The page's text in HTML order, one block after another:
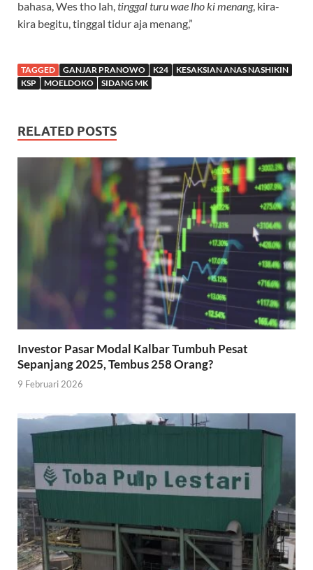
bahasa, Wes tho lah,tinggal turu wae lho ki menang, kira-
kira begitu, tinggal tidur aja menang,”
TAGGED GANJAR PRANOWO K24
KESAKSIAN ANAS NASHIKIN
KSP
MOELDOKO SIDANG MK
RELATED POSTS
Investor Pasar Modal Kalbar Tumbuh Pesat
Sepanjang 2025, Tembus 258 Orang?
9 Februari 2026